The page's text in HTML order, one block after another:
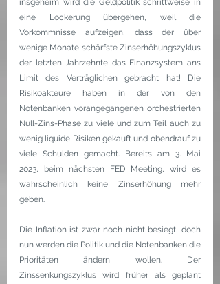
insgeheim wird die Geldpolitik schrittweise in
eine Lockerung übergehen, weil die
Vorkommnisse aufzeigen, dass der über
wenige Monate schärfste Zinserhöhungszyklus
der letzten Jahrzehnte das Finanzsystem ans
Limit des Verträglichen gebracht hat! Die
Risikoakteure haben in der von den
Notenbanken vorangegangenen orchestrierten
Null-Zins-Phase zu viele und zum Teil auch zu
wenig liquide Risiken gekauft und obendrauf zu
viele Schulden gemacht. Bereits am 3. Mai
2023, beim nächsten FED Meeting, wird es
wahrscheinlich keine Zinserhöhung mehr
geben.
Die Inflation ist zwar noch nicht besiegt, doch
nun werden die Politik und die Notenbanken die
Prioritäten ändern wollen. Der
Zinssenkungszyklus wird früher als geplant